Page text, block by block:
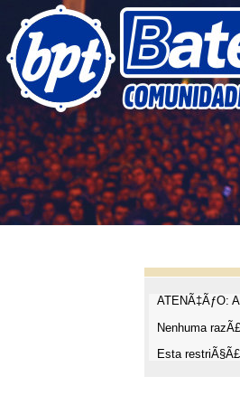
ATENÃ‡ÃƒO:
Nenhuma
Esta